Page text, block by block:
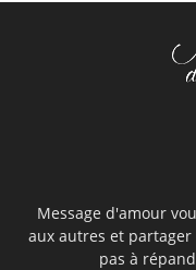
Message d'amour
aux autres et partager
pas à